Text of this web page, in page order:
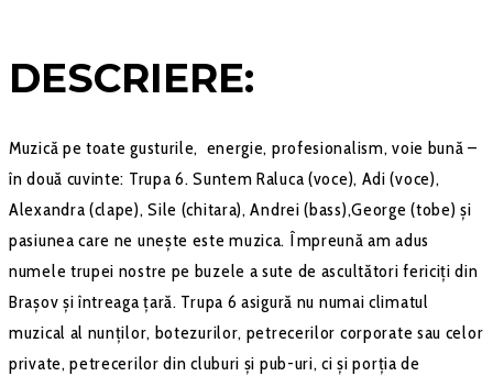
DESCRIERE:
Muzică pe toate gusturile, energie, profesionalism, voie bună –
în două cuvinte: Trupa 6. Suntem Raluca (voce), Adi (voce),
Alexandra (clape), Sile (chitara), Andrei (bass),George (tobe) și
pasiunea care ne unește este muzica. Împreună am adus
numele trupei nostre pe buzele a sute de ascultători fericiți din
Brașov și întreaga țară. Trupa 6 asigură nu numai climatul
muzical al nunților, botezurilor, petrecerilor corporate sau celor
private, petrecerilor din cluburi și pub-uri, ci și porția de